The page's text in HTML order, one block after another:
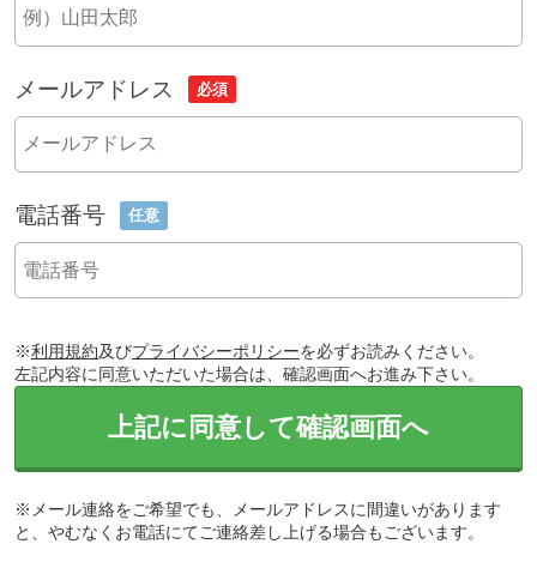
メールアドレス 必須
電話番号 任意
※利用規約及びプライバシーポリシーを必ずお読みください。
左記内容に同意いただいた場合は、確認画面へお進み下さい。
上記に同意して確認画面へ
※メール連絡をご希望でも、メールアドレスに間違いがあります
と、やむなくお電話にてご連絡差し上げる場合もございます。